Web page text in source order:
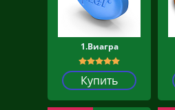
1.Виагра
Купить